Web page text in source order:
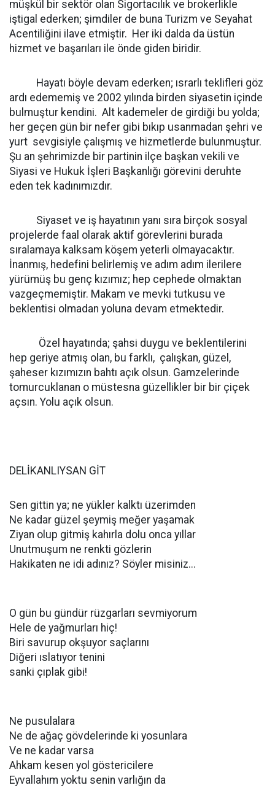
müşkül bir sektör olan Sigortacılık ve brokerlikle
iştigal ederken; şimdiler de buna Turizm ve Seyahat
Acentiliğini ilave etmiştir. Her iki dalda da üstün
hizmet ve başarıları ile önde giden biridir.
Hayatı böyle devam ederken; ısrarlı teklifleri göz
ardı edememiş ve 2002 yılında birden siyasetin içinde
bulmuştur kendini. Alt kademeler de girdiği bu yolda;
her geçen gün bir nefer gibi bıkıp usanmadan şehri ve
yurt sevgisiyle çalışmış ve hizmetlerde bulunmuştur.
Şu an şehrimizde bir partinin ilçe başkan vekili ve
Siyasi ve Hukuk İşleri Başkanlığı görevini deruhte
eden tek kadınımızdır.
Siyaset ve iş hayatının yanı sıra birçok sosyal
projelerde faal olarak aktif görevlerini burada
sıralamaya kalksam köşem yeterli olmayacaktır.
İnanmış, hedefini belirlemiş ve adım adım ilerilere
yürümüş bu genç kızımız; hep cephede olmaktan
vazgeçmemiştir. Makam ve mevki tutkusu ve
beklentisi olmadan yoluna devam etmektedir.
Özel hayatında; şahsi duygu ve beklentilerini
hep geriye atmış olan, bu farklı, çalışkan, güzel,
şaheser kızımızın bahtı açık olsun. Gamzelerinde
tomurcuklanan o müstesna güzellikler bir bir çiçek
açsın. Yolu açık olsun.
DELİKANLIYSAN GİT
Sen gittin ya; ne yükler kalktı üzerimden
Ne kadar güzel şeymiş meğer yaşamak
Ziyan olup gitmiş kahırla dolu onca yıllar
Unutmuşum ne renkti gözlerin
Hakikaten ne idi adınız? Söyler misiniz...
O gün bu gündür rüzgarları sevmiyorum
Hele de yağmurları hiç!
Biri savurup okşuyor saçlarını
Diğeri ıslatıyor tenini
sanki çıplak gibi!
Ne pusulalara
Ne de ağaç gövdelerinde ki yosunlara
Ve ne kadar varsa
Ahkam kesen yol göstericilere
Eyvallahım yoktu senin varlığın da